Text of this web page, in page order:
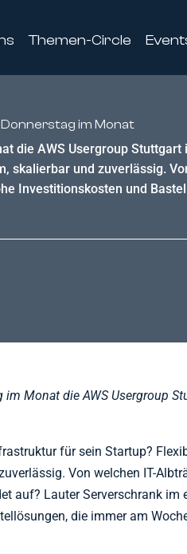
Themen-Circle
im Monat
die AWS Usergroup
skalierbar und zuverlässig.
Investitionskosten und
Monat die AWS Usergroup
für sein Startup?
Von welchen IT-
auf? Lauter Serverschrank im
die immer am